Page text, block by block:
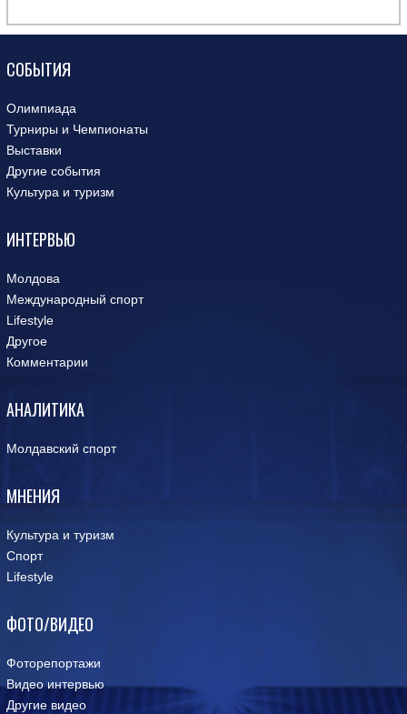
СОБЫТИЯ
Олимпиада
Турниры и Чемпионаты
Выставки
Другие события
Культура и туризм
ИНТЕРВЬЮ
Молдова
Международный спорт
Lifestyle
Другое
Комментарии
АНАЛИТИКА
Молдавский спорт
МНЕНИЯ
Культура и туризм
Спорт
Lifestyle
ФОТО/ВИДЕО
Фоторепортажи
Видео интервью
Другие видео